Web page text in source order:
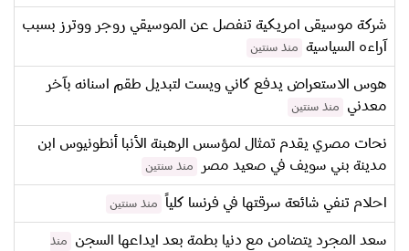
شركة موسيقى امريكية تنفصل عن الموسيقي روجر ووترز بسبب
آراءه السياسية
منذ سنتين
هوس الاستعراض يدفع كاني ويست لتبديل طقم اسنانه بآخر
معدني
منذ سنتين
نحات مصري يقدم تمثال لمؤسس الرهبنة الأنبا أنطونيوس ابن
مدينة بني سويف في صعيد مصر
منذ سنتين
احلام تنفي شائعة سرقتها في فرنسا كلياً منذ سنتين
سعد المجرد يتضامن مع دنيا بطمة بعد ايداعها السجن
منذ